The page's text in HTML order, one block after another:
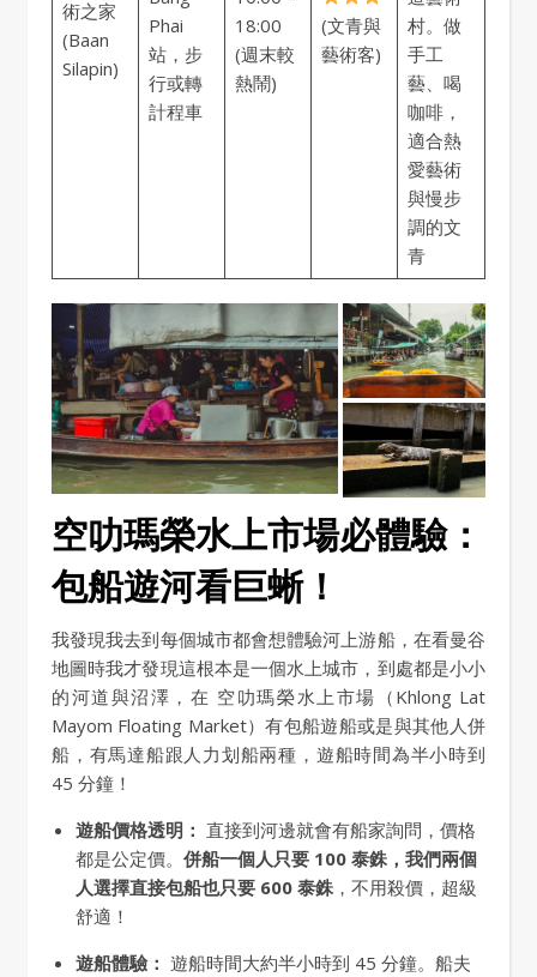
術之家
(Baan
Silapin)
Phai
站，步
行或轉
計程車
18:00
(週末較
熱鬧)
(文青與
藝術客)
村。做
手工
藝、喝
咖啡，
適合熱
愛藝術
與慢步
調的文
青
空叻瑪榮水上市場必體驗：
包船遊河看巨蜥！
我發現我去到每個城市都會想體驗河上游船，在看曼谷
地圖時我才發現這根本是一個水上城市，到處都是小小
的河道與沼澤，在 空叻瑪榮水上市場（Khlong Lat
Mayom Floating Market）有包船遊船或是與其他人併
船，有馬達船跟人力划船兩種，遊船時間為半小時到
45 分鐘！
遊船價格透明： 直接到河邊就會有船家詢問，價格
都是公定價。 併船一個人只要 100 泰銖，我們兩個
人選擇直接包船也只要 600 泰銖 ，不用殺價，超級
舒適！
遊船體驗： 遊船時間大約半小時到 45 分鐘。船夫